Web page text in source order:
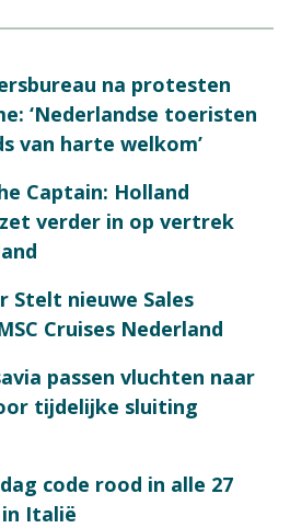
na protesten
‘Nederlandse toeristen
van harte welkom’
Captain: Holland
verder in op vertrek
Stelt nieuwe Sales
Cruises Nederland
passen vluchten naar
tijdelijke sluiting
code rood in alle 27
Italië